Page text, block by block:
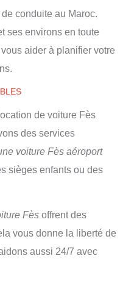
conduite au Maroc.
ses environs en toute
aider à planifier votre
location de voiture Fès
des services
voiture Fès aéroport
sièges enfants ou des
Fès offrent des
vous donne la liberté de
aussi 24/7 avec